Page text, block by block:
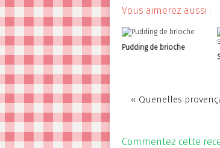
Vous aimerez aussi :
Pudding de brioche
« Quenelles
Commentez cette